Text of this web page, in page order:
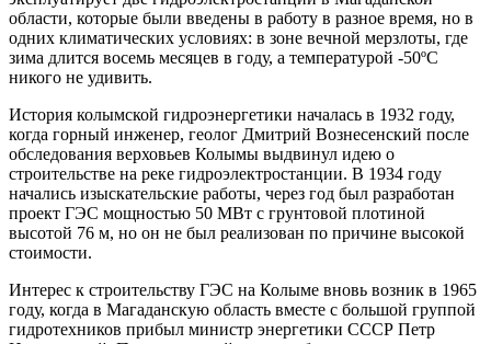
области, которые были введены в работу в разное время, но в
одних климатических условиях: в зоне вечной мерзлоты, где
зима длится восемь месяцев в году, а температурой -50ºС
никого не удивить.
История колымской гидроэнергетики началась в 1932 году,
когда горный инженер, геолог Дмитрий Вознесенский после
обследования верховьев Колымы выдвинул идею о
строительстве на реке гидроэлектростанции. В 1934 году
начались изыскательские работы, через год был разработан
проект ГЭС мощностью 50 МВт с грунтовой плотиной
высотой 76 м, но он не был реализован по причине высокой
стоимости.
Интерес к строительству ГЭС на Колыме вновь возник в 1965
году, когда в Магаданскую область вместе с большой группой
гидротехников прибыл министр энергетики СССР Петр